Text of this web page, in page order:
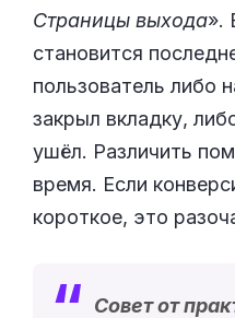
Страницы выхода».
становится
пользователь либо
закрыл вкладку,
ушёл. Различить
время. Если
короткое, это
Совет от